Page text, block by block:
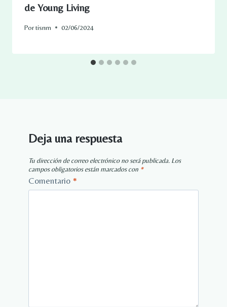
de Young Living
Portisnm 02/06/2024
Deja una respuesta
Tu dirección de correo electrónico no será publicada. Los
campos obligatorios están marcados con *
Comentario *